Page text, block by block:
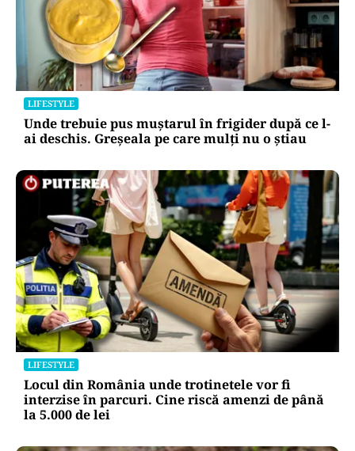
LIFESTYLE
Unde trebuie pus muștarul în frigider după ce l-
ai deschis. Greșeala pe care mulți nu o știau
LIFESTYLE
Locul din România unde trotinetele vor fi
interzise în parcuri. Cine riscă amenzi de până
la 5.000 de lei